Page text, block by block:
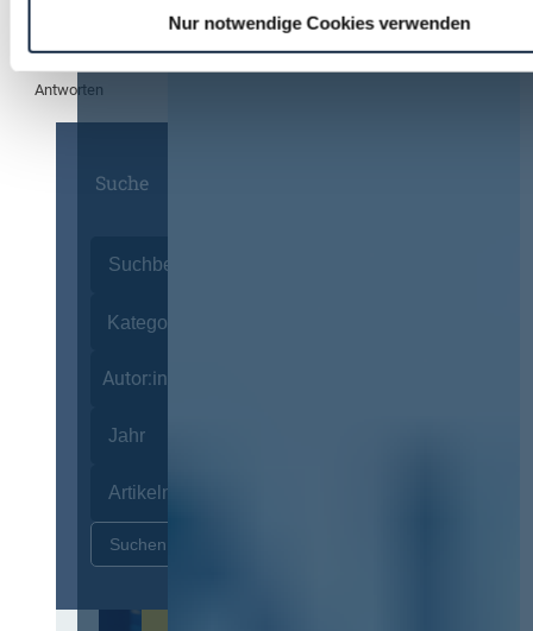
Nur notwendige Cookies verwenden
Unterschwellenbereich bzw. ist sowas ihres Wissens nach in
Planung?
Antworten
Suche
Autor:innen